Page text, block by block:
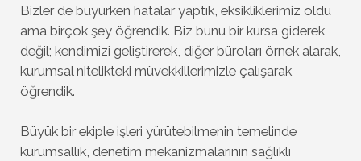
Bizler de büyürken hatalar yaptık, eksikliklerimiz oldu
ama birçok şey öğrendik. Biz bunu bir kursa giderek
değil; kendimizi geliştirerek, diğer büroları örnek alarak,
kurumsal nitelikteki müvekkillerimizle çalışarak
öğrendik.
Büyük bir ekiple işleri yürütebilmenin temelinde
kurumsallık, denetim mekanizmalarının sağlıklı